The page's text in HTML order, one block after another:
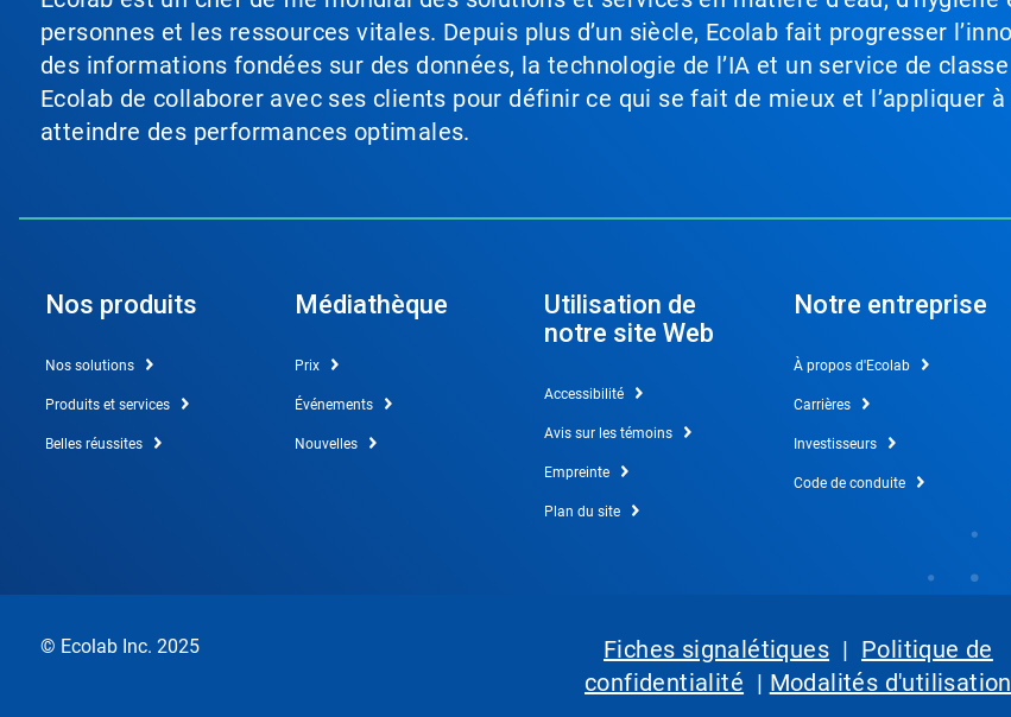
personnes et les ressources vitales. Depuis plus d’un siècle, Ecolab fait progresser
des informations fondées sur des données, la technologie de l’IA et un service de
Ecolab de collaborer avec ses clients pour définir ce qui se fait de mieux et l’appliquer
atteindre des performances optimales.
Nos produits
Nos solutions
Produits et services
Belles réussites
Médiathèque
Prix
Événements
Nouvelles
Utilisation de
notre site Web
Accessibilité
Avis sur les témoins
Empreinte
Plan du site
Notre entreprise
À propos d'Ecolab
Carrières
Investisseurs
Code de conduite
© Ecolab Inc. 2025 Fiches signalétiques | Politique de
confidentialité | Modalités d'utilisation